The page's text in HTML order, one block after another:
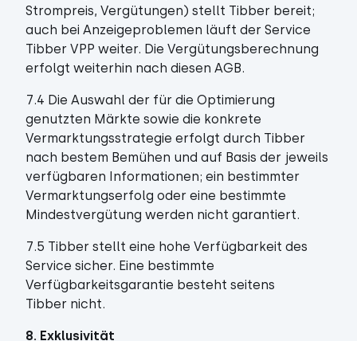
Strompreis, Vergütungen) stellt Tibber bereit;
auch bei Anzeigeproblemen läuft der Service
Tibber VPP weiter. Die Vergütungsberechnung
erfolgt weiterhin nach diesen AGB.
7.4 Die Auswahl der für die Optimierung
genutzten Märkte sowie die konkrete
Vermarktungsstrategie erfolgt durch Tibber
nach bestem Bemühen und auf Basis der jeweils
verfügbaren Informationen; ein bestimmter
Vermarktungserfolg oder eine bestimmte
Mindestvergütung werden nicht garantiert.
7.5 Tibber stellt eine hohe Verfügbarkeit des
Service sicher. Eine bestimmte
Verfügbarkeitsgarantie besteht seitens
Tibber nicht.
8. Exklusivität